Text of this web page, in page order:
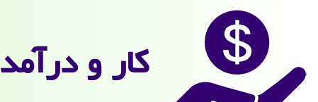
كار و درآمد